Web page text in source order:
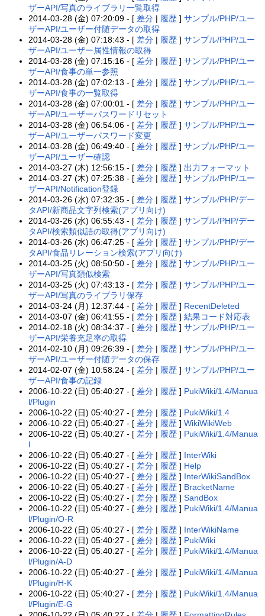
ザーAPI/写真のライブラリ一覧取得
2014-03-28 (金) 07:20:09 - [ 差分 | 履歴 ]サンプル/PHP/ユー
ザーAPI/ユーザー付随データの取得
2014-03-28 (金) 07:18:43 - [ 差分 | 履歴 ]サンプル/PHP/ユー
ザーAPI/ユーザー属性情報の取得
2014-03-28 (金) 07:15:16 - [ 差分 | 履歴 ]サンプル/PHP/ユー
ザーAPI/食事の単一参照
2014-03-28 (金) 07:02:13 - [ 差分 | 履歴 ]サンプル/PHP/ユー
ザーAPI/食事の一覧取得
2014-03-28 (金) 07:00:01 - [ 差分 | 履歴 ]サンプル/PHP/ユー
ザーAPI/ユーザーパスワードリセット
2014-03-28 (金) 06:54:06 - [ 差分 | 履歴 ]サンプル/PHP/ユー
ザーAPI/ユーザーパスワード変更
2014-03-28 (金) 06:49:40 - [ 差分 | 履歴 ]サンプル/PHP/ユー
ザーAPI/ユーザー確認
2014-03-27 (木) 12:56:15 - [ 差分 | 履歴 ] 出力フォーマット
2014-03-27 (木) 07:25:38 - [ 差分 | 履歴 ]サンプル/PHP/ユー
ザーAPI/Notification登録
2014-03-26 (水) 07:32:35 - [ 差分 | 履歴 ]サンプル/PHP/デー
タAPI/新商品文字列検索(アプリ向け)
2014-03-26 (水) 06:55:43 - [ 差分 | 履歴 ]サンプル/PHP/デー
タAPI/検索類似語の取得(アプリ向け)
2014-03-26 (水) 06:47:25 - [ 差分 | 履歴 ]サンプル/PHP/デー
タAPI/食品リレーション検索(アプリ向け)
2014-03-25 (火) 08:50:50 - [ 差分 | 履歴 ]サンプル/PHP/ユー
ザーAPI/写真類似検索
2014-03-25 (火) 07:43:13 - [ 差分 | 履歴 ]サンプル/PHP/ユー
ザーAPI/写真のライブラリ保存
2014-03-24 (月) 12:37:44 - [ 差分 | 履歴 ] RecentDeleted
2014-03-07 (金) 06:41:55 - [ 差分 | 履歴 ]結果コード対応表
2014-02-18 (火) 08:34:37 - [ 差分 | 履歴 ]サンプル/PHP/ユー
ザーAPI/栄養充足率の取得
2014-02-10 (月) 09:26:39 - [ 差分 | 履歴 ]サンプル/PHP/ユー
ザーAPI/ユーザー付随データの保存
2014-02-07 (金) 10:58:24 - [ 差分 | 履歴 ]サンプル/PHP/ユー
ザーAPI/食事の記録
2006-10-22 (日) 05:40:27 - [ 差分 | 履歴 ] PukiWiki/1.4/Manua
l/Plugin
2006-10-22 (日) 05:40:27 - [ 差分 | 履歴 ] PukiWiki/1.4
2006-10-22 (日) 05:40:27 - [ 差分 | 履歴 ]WikiWikiWeb
2006-10-22 (日) 05:40:27 - [ 差分 | 履歴 ] PukiWiki/1.4/Manua
l
2006-10-22 (日) 05:40:27 - [ 差分 | 履歴 ] InterWiki
2006-10-22 (日) 05:40:27 - [ 差分 | 履歴 ] Help
2006-10-22 (日) 05:40:27 - [ 差分 | 履歴 ] InterWikiSandBox
2006-10-22 (日) 05:40:27 - [ 差分 | 履歴 ] BracketName
2006-10-22 (日) 05:40:27 - [ 差分 | 履歴 ]SandBox
2006-10-22 (日) 05:40:27 - [ 差分 | 履歴 ] PukiWiki/1.4/Manua
l/Plugin/O-R
2006-10-22 (日) 05:40:27 - [ 差分 | 履歴 ] InterWikiName
2006-10-22 (日) 05:40:27 - [ 差分 | 履歴 ] PukiWiki
2006-10-22 (日) 05:40:27 - [ 差分 | 履歴 ] PukiWiki/1.4/Manua
l/Plugin/A-D
2006-10-22 (日) 05:40:27 - [ 差分 | 履歴 ] PukiWiki/1.4/Manua
l/Plugin/H-K
2006-10-22 (日) 05:40:27 - [ 差分 | 履歴 ] PukiWiki/1.4/Manua
l/Plugin/E-G